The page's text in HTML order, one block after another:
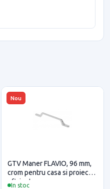
Nou
In stoc
GTV Maner FLAVIO, 96 mm,
crom pentru casa si proiecte
eficiente